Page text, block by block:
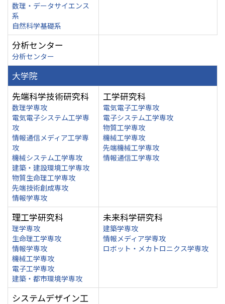
数理・データサイエンス
系
自然科学基礎系
分析センター
分析センター
大学院
先端科学技術研究科
数理学専攻
電気電子システム工学専
攻
情報通信メディア工学専
攻
機械システム工学専攻
建築・建設環境工学専攻
物質生命理工学専攻
先端技術創成専攻
情報学専攻
工学研究科
電気電子工学専攻
電子システム工学専攻
物質工学専攻
機械工学専攻
先端機械工学専攻
情報通信工学専攻
理工学研究科
理学専攻
生命理工学専攻
情報学専攻
機械工学専攻
電子工学専攻
建築・都市環境学専攻
未来科学研究科
建築学専攻
情報メディア学専攻
ロボット・メカトロニクス学専攻
システムデザイン工